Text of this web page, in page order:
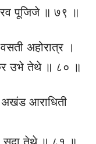
पूजिजे ॥ ७९ ॥
अहोरात्र ।
उभे तेथे ॥ ८० ॥
अखंड आराधिती